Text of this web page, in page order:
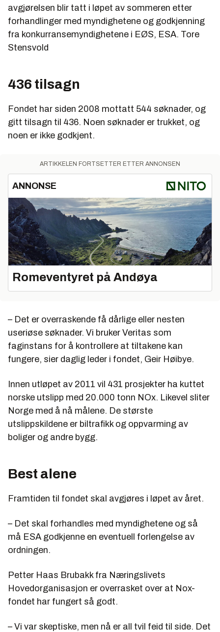
avgjørelsen blir tatt i løpet av sommeren etter
forhandlinger med myndighetene og godkjenning
fra konkurransemyndighetene i EØS, ESA. Tore
Stensvold
436 tilsagn
Fondet har siden 2008 mottatt 544 søknader, og
gitt tilsagn til 436. Noen søknader er trukket, og
noen er ikke godkjent.
ARTIKKELEN FORTSETTER ETTER ANNONSEN
ANNONSE
Romeventyret på Andøya
– Det er overraskende få dårlige eller nesten
useriøse søknader. Vi bruker Veritas som
faginstans for å kontrollere at tiltakene kan
fungere, sier daglig leder i fondet, Geir Høibye.
Innen utløpet av 2011 vil 431 prosjekter ha kuttet
norske utslipp med 20.000 tonn NOx. Likevel sliter
Norge med å nå målene. De største
utslippskildene er biltrafikk og oppvarming av
boliger og andre bygg.
Best alene
Framtiden til fondet skal avgjøres i løpet av året.
– Det skal forhandles med myndighetene og så
må ESA godkjenne en eventuell forlengelse av
ordningen.
Petter Haas Brubakk fra Næringslivets
Hovedorganisasjon er overrasket over at Nox-
fondet har fungert så godt.
– Vi var skeptiske, men nå er all tvil feid til side. Det